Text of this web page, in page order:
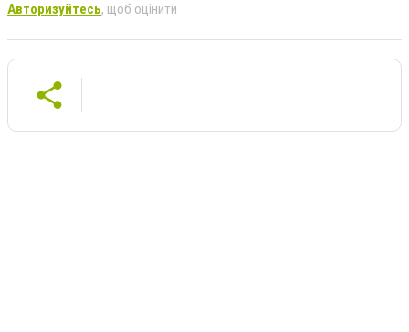
Авторизуйтесь, щоб оцінити